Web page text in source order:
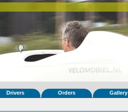
Drivers Orders Gallery